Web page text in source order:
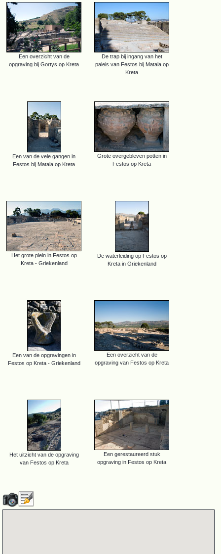
Een overzicht van de
opgraving bij Gortys op Kreta
De trap bij ingang van het
paleis van Festos bij Matala op
Kreta
Een van de vele gangen in
Festos bij Matala op Kreta
Grote overgebleven potten in
Festos op Kreta
Het grote plein in Festos op
Kreta - Griekenland
De waterleiding op Festos op
Kreta in Griekenland
Een van de opgravingen in
Festos op Kreta - Griekenland
Een overzicht van de
opgraving van Festos op Kreta
Het uitzicht van de opgraving
van Festos op Kreta
Een gerestaureerd stuk
opgraving in Festos op Kreta